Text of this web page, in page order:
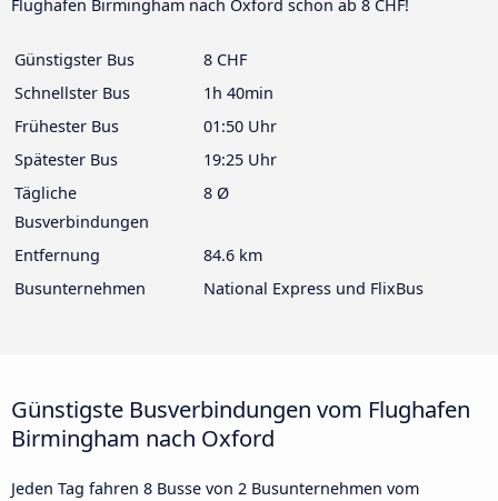
Flughafen Birmingham nach Oxford schon ab 8 CHF!
Günstigster Bus
8 CHF
Schnellster Bus
1h 40min
Frühester Bus
01:50 Uhr
Spätester Bus
19:25 Uhr
Tägliche
Busverbindungen
8 Ø
Entfernung
84.6 km
Busunternehmen
National Express und FlixBus
Günstigste Busverbindungen vom Flughafen
Birmingham nach Oxford
Jeden Tag fahren 8 Busse von 2 Busunternehmen vom